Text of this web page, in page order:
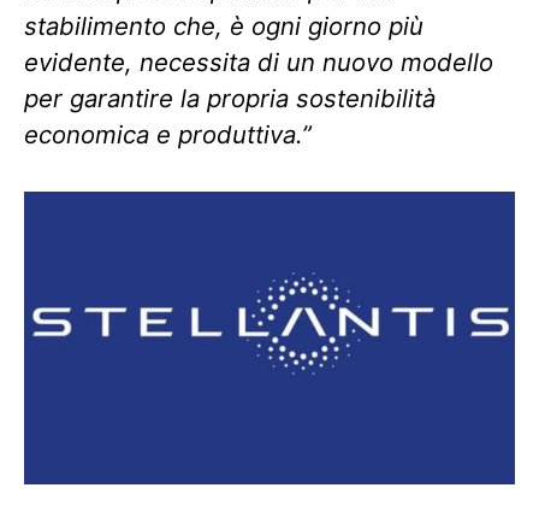
stabilimento che, è ogni giorno più
evidente, necessita di un nuovo modello
per garantire la propria sostenibilità
economica e produttiva.”